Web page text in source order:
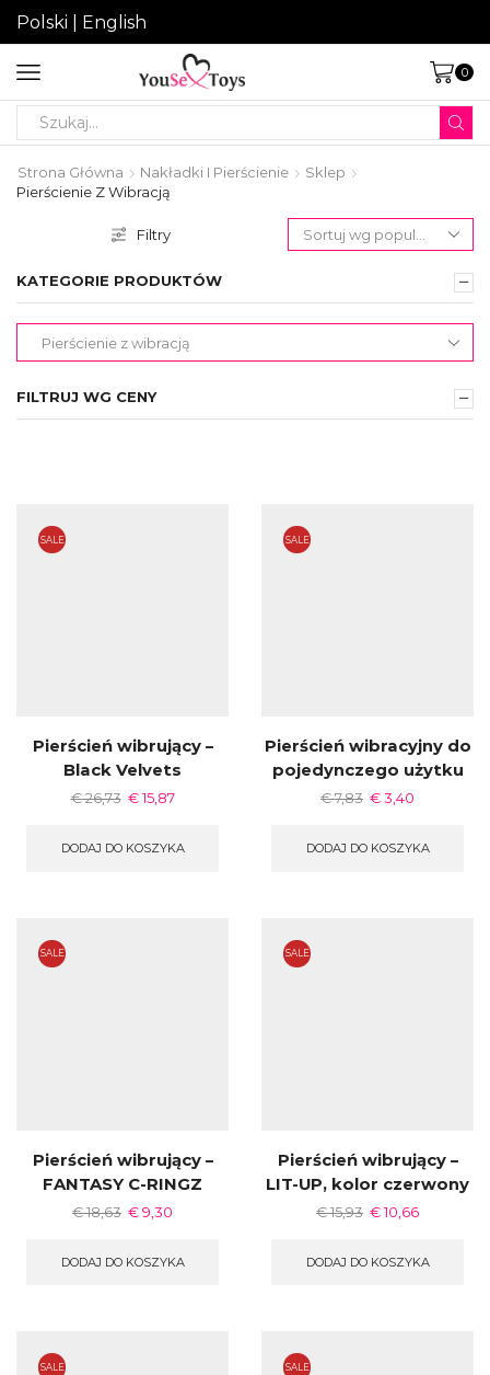
Polski English
0
Strona Główna Nakładki I Pierścienie
Sklep
Pierścienie Z Wibracją
Filtry
KATEGORIE PRODUKTÓW
FILTRUJ WG CENY
SALE
Pierścień wibrujący –
Black Velvets
€26,73 €15,87
DODAJ DO KOSZYKA
SALE
Pierścień wibracyjny do
pojedynczego użytku
€7,83 €3,40
DODAJ DO KOSZYKA
SALE
Pierścień wibrujący –
FANTASY C-RINGZ
€18,63 €9,30
DODAJ DO KOSZYKA
SALE
Pierścień wibrujący –
LIT-UP, kolor czerwony
€15,93 €10,66
DODAJ DO KOSZYKA
SALE SALE